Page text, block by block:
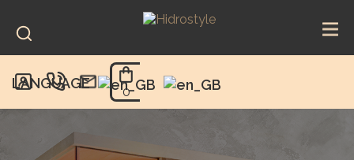
content
LANGUAGE
0